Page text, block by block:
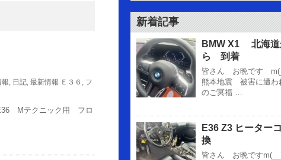
報 日記 最新情報 Ｅ３６
フ
Mテクニック用 フロ
新着記事
BMW X1 北海道
ら 到着
皆さん お晩です
熊本地震 被害に遭わ
のご冥福 …
E36 Z3 ヒーター
換
皆さん お晩です